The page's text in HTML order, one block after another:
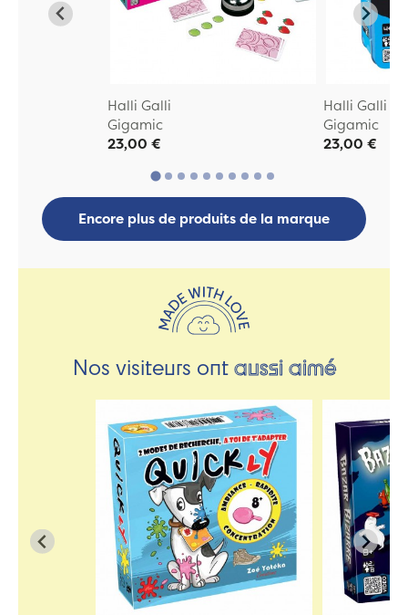
Halli Galli
Gigamic
23,00 €
Halli Galli
Gigamic
23,00 €
Encore plus de produits de la marque
Nos visiteurs ontaussi aimé